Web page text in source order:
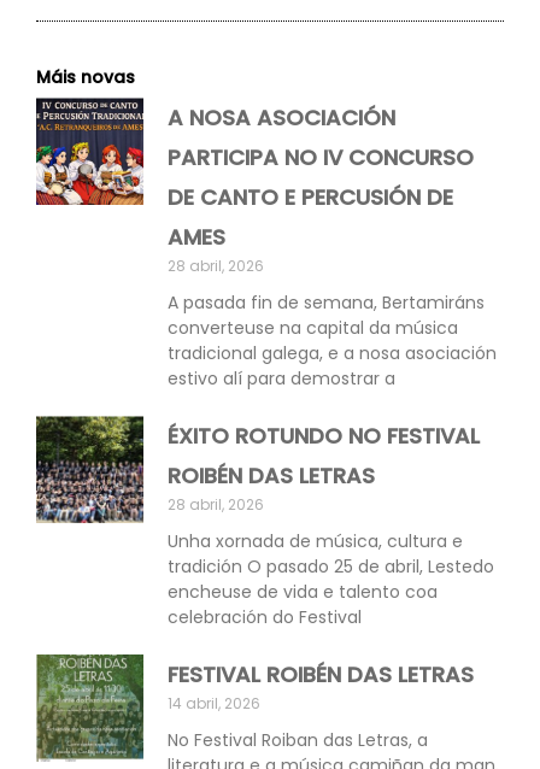
Máis novas
A NOSA ASOCIACIÓN
PARTICIPA NO IV CONCURSO
DE CANTO E PERCUSIÓN DE
AMES
28 abril, 2026
A pasada fin de semana, Bertamiráns
converteuse na capital da música
tradicional galega, e a nosa asociación
estivo alí para demostrar a
ÉXITO ROTUNDO NO FESTIVAL
ROIBÉN DAS LETRAS
28 abril, 2026
Unha xornada de música, cultura e
tradición O pasado 25 de abril, Lestedo
encheuse de vida e talento coa
celebración do Festival
FESTIVAL ROIBÉN DAS LETRAS
14 abril, 2026
No Festival Roiban das Letras, a